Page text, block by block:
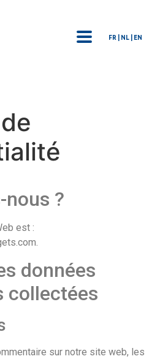
FR | NL | EN
nous ?
est :
données
collectées
sur notre site web, les